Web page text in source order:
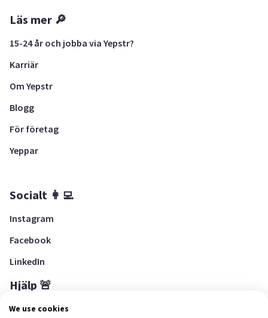
Läs mer 🔎
15-24 år och jobba via Yepstr?
Karriär
Om Yepstr
Blogg
För företag
Yeppar
Socialt 👩‍💻
Instagram
Facebook
LinkedIn
Hjälp 🚨
Hjälpcenter
We use cookies